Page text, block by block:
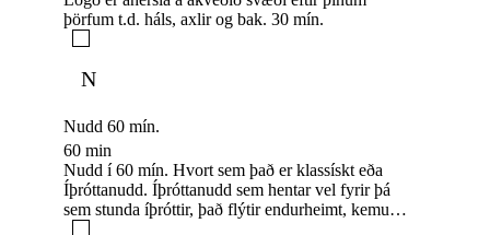
þörfum t.d. háls, axlir og bak. 30 mín.
N
Nudd 60 mín.
60 min
Nudd í 60 mín. Hvort sem það er klassískt eða
Íþróttanudd. Íþróttanudd sem hentar vel fyrir þá
sem stunda íþróttir, það flýtir endurheimt, kemur í